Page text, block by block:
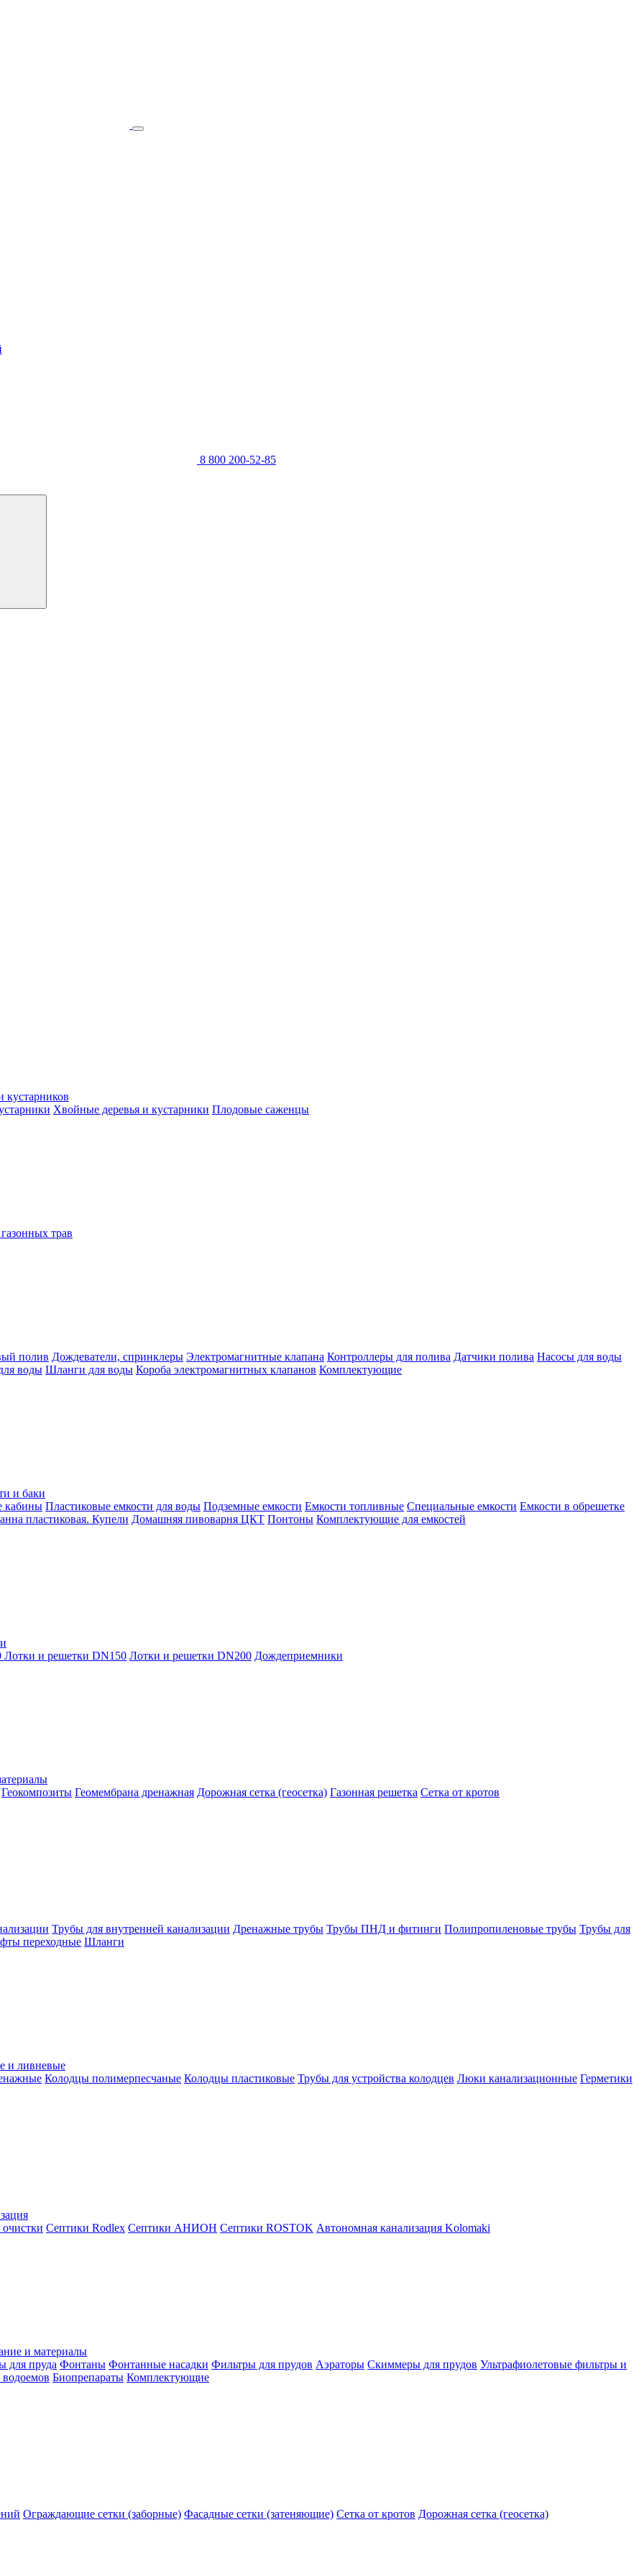
8 800 200-52-85
кустарников
Хвойные деревья и кустарники Плодовые саженцы
трав
полив Дождеватели, спринклеры Электромагнитные клапана Контроллеры для полива Датчики полива Насосы для воды
воды Шланги для воды Короба электромагнитных клапанов Комплектующие
и баки
кабины Пластиковые емкости для воды Подземные емкости Емкости топливные Специальные емкости Емкости в обрешетке
пластиковая. Купели Домашняя пивоварня ЦКТ Понтоны Комплектующие для емкостей
Лотки и решетки DN150 Лотки и решетки DN200 Дождеприемники
Геокомпозиты Геомембрана дренажная Дорожная сетка (геосетка) Газонная решетка Сетка от кротов
Трубы для внутренней канализации Дренажные трубы Трубы ПНД и фитинги Полипропиленовые трубы Трубы для
переходные Шланги
и ливневые
Колодцы полимерпесчаные Колодцы пластиковые Трубы для устройства колодцев Люки канализационные Герметики
Септики Rodlex Септики АНИОН Септики ROSTOK Автономная канализация Kolomaki
и материалы
для пруда Фонтаны Фонтанные насадки Фильтры для прудов Аэраторы Скиммеры для прудов Ультрафиолетовые фильтры и
Биопрепараты Комплектующие
Ограждающие сетки (заборные) Фасадные сетки (затеняющие) Сетка от кротов Дорожная сетка (геосетка)